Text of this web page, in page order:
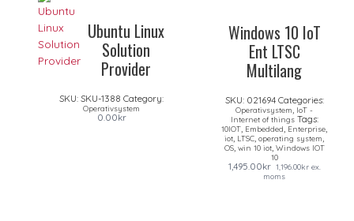
Ubuntu Linux
Solution
Provider
SKU: SKU-1388 Category:
Operativsystem
0.00kr
Windows 10 IoT
Ent LTSC
Multilang
SKU: 021694 Categories:
Operativsystem, IoT -
Internet of things Tags:
10IOT, Embedded, Enterprise,
iot, LTSC, operating system,
OS, win 10 iot, Windows IOT
10
1,495.00kr 1,196.00krex.
moms